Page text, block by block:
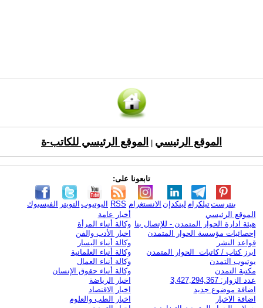
الموقع الرئيسي الموقع الرئيسي للكاتب-ة
تابعونا على:
الفيسبوك التويتر اليوتيوب RSS الانستغرام لينكدإن تيلكرامبنترست
الموقع الرئيسي
هيئة ادارة الحوار المتمدن - للإتصال بنا
إحصائيات مؤسسة الحوار المتمدن
قواعد النشر
ابرز كتاب / كاتبات الحوار المتمدن
يوتيوب التمدن
مكتبة التمدن
عدد الزوار: 3,427,294,367
اضافة موضوع جديد
اضافة الاخبار
أخبار عامة
وكالة أنباء المرأة
اخبار الأدب والفن
وكالة أنباء اليسار
وكالة أنباء العلمانية
وكالة أنباء العمال
وكالة أنباء حقوق الإنسان
اخبار الرياضة
اخبار الاقتصاد
اخبار الطب والعلوم